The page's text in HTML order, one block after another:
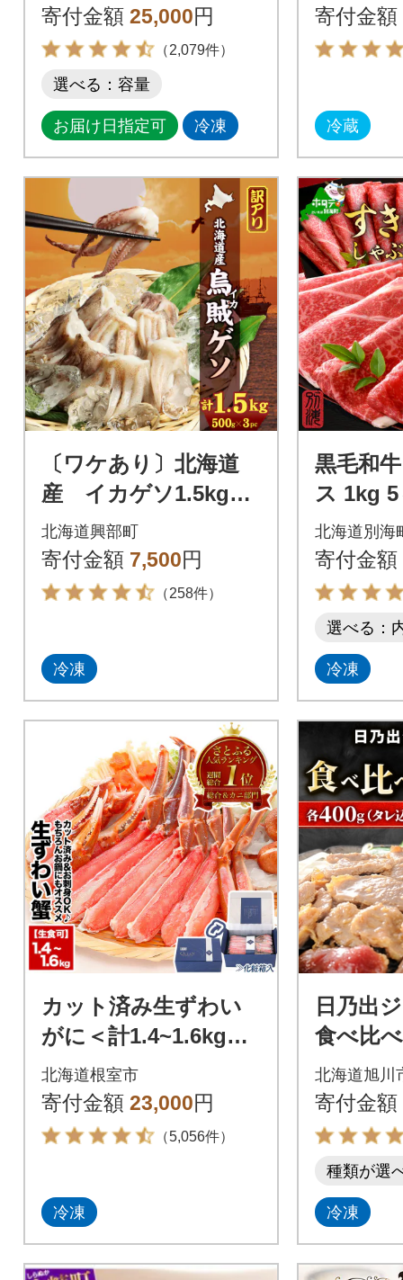
寄付金額 25,000円
（2,079件）
選べる：容量
お届け日指定可 冷凍
シ ピュ
0本入り
寄付金額
冷蔵
〔ワケあり〕北海道
産 イカゲソ1.5kg
【20006】
北海道興部町
寄付金額 7,500円
（258件）
冷凍
黒毛和
ス 1kg
焼き・
用セッ
り北海
北海道別海
寄付金額
選べる：
冷凍
カット済み生ずわい
がに＜計1.4~1.6kg＞
B-48014
北海道根室市
寄付金額 23,000円
（5,056件）
冷凍
日乃出
食べ比
肉 バー
ラム ラ
40
北海道旭川
寄付金額
種類が選
冷凍